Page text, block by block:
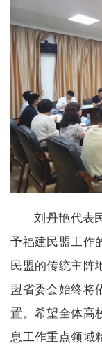
刘丹艳代表
予福建民盟工作
民盟的传统主阵
盟省委会始终将
置。希望全体高
息工作重点领域